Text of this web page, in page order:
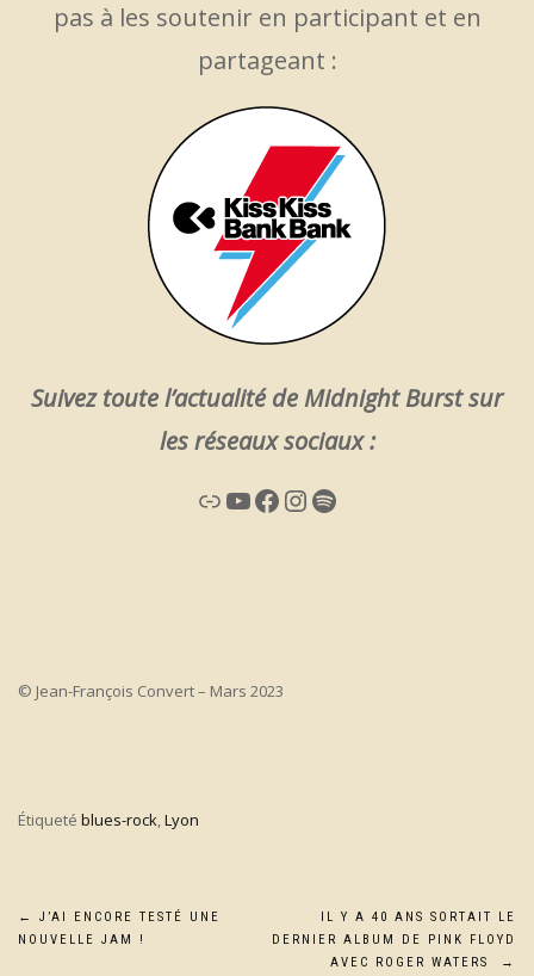
pas à les soutenir en participant et en
partageant :
Suivez toute l’actualité de Midnight Burst sur
les réseaux sociaux :
LienYouTube
Facebook
Instagram
Spotify
© Jean-François Convert – Mars 2023
Étiqueté blues-rock,Lyon
Navigation
←
J’AI ENCORE TESTÉ UNE
NOUVELLE JAM !
IL Y A 40 ANS SORTAIT LE
DERNIER ALBUM DE PINK FLOYD
AVEC ROGER WATERS
→